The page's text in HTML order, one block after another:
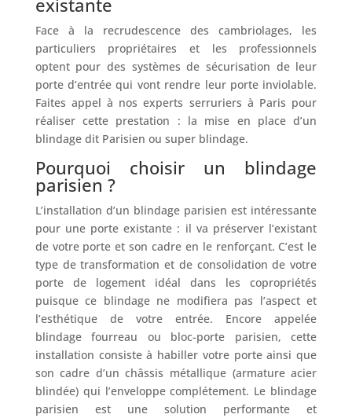
Face à la recrudescence des cambriolages, les
particuliers propriétaires et les professionnels
optent pour des systèmes de sécurisation de leur
porte d’entrée qui vont rendre leur porte inviolable.
Faites appel à nos experts serruriers à Paris pour
réaliser cette prestation : la mise en place d’un
blindage dit Parisien ou super blindage.
Pourquoi choisir un blindage
parisien ?
L’installation d’un blindage parisien est intéressante
pour une porte existante : il va préserver l’existant
de votre porte et son cadre en le renforçant. C’est le
type de transformation et de consolidation de votre
porte de logement idéal dans les copropriétés
puisque ce blindage ne modifiera pas l’aspect et
l’esthétique de votre entrée. Encore appelée
blindage fourreau ou bloc-porte parisien, cette
installation consiste à habiller votre porte ainsi que
son cadre d’un châssis métallique (armature acier
blindée) qui l’enveloppe complétement. Le blindage
parisien est une solution performante et